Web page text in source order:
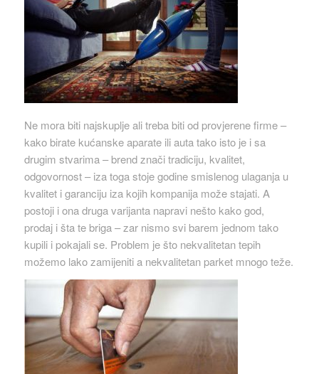
Ne mora biti najskuplje ali treba biti od provjerene firme –
kako birate kućanske aparate ili auta tako isto je i sa
drugim stvarima – brend znači tradiciju, kvalitet,
odgovornost – iza toga stoje godine smislenog ulaganja u
kvalitet i garanciju iza kojih kompanija može stajati. A
postoji i ona druga varijanta napravi nešto kako god,
prodaj i šta te briga – zar nismo svi barem jednom tako
kupili i pokajali se. Problem je što nekvalitetan tepih
možemo lako zamijeniti a nekvalitetan parket mnogo teže.